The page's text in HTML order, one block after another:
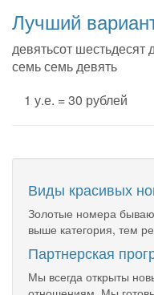
Лучший
девятьсот шестьдесят
семь семь девять
1 у.е. = 30 рублей
Виды красивых
Золотые номера
выше категория, тем
Партнерская
Мы всегда открыты